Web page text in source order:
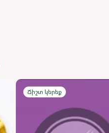
Ճիշտ կերեք